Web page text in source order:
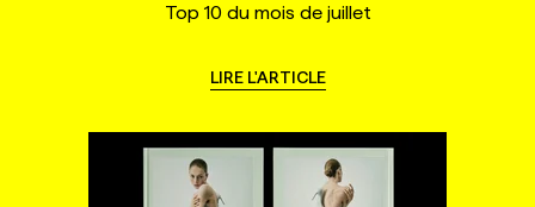
Top 10 du mois de juillet
LIRE L'ARTICLE